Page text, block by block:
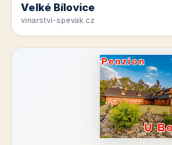
Velké Bílovice
vinarstvi-spevak.cz